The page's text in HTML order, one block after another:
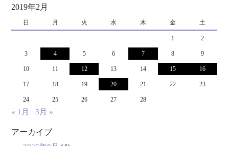
2019年2月
日 月 火 水 木 金 土
1 2
3 4 5 6 7 8 9
10 11 12 13 14 15 16
17 18 19 20 21 22 23
24 25 26 27 28
« 1月 3月 »
アーカイブ